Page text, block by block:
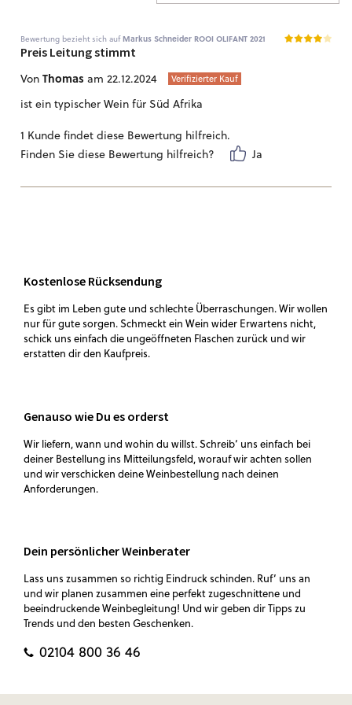
Bewertung bezieht sich aufMarkus Schneider ROOI OLIFANT 2021
Preis Leitung stimmt
Von Thomas am 22.12.2024 Verifizierter Kauf
ist ein typischer Wein für Süd Afrika
1 Kunde findet diese Bewertung hilfreich.
Finden Sie diese Bewertung hilfreich?
Ja
Kostenlose Rücksendung
Es gibt im Leben gute und schlechte Überraschungen. Wir wollen
nur für gute sorgen. Schmeckt ein Wein wider Erwartens nicht,
schick uns einfach die ungeöffneten Flaschen zurück und wir
erstatten dir den Kaufpreis.
Genauso wie Du es orderst
Wir liefern, wann und wohin du willst. Schreib‘ uns einfach bei
deiner Bestellung ins Mitteilungsfeld, worauf wir achten sollen
und wir verschicken deine Weinbestellung nach deinen
Anforderungen.
Dein persönlicher Weinberater
Lass uns zusammen so richtig Eindruck schinden. Ruf‘ uns an
und wir planen zusammen eine perfekt zugeschnittene und
beeindruckende Weinbegleitung! Und wir geben dir Tipps zu
Trends und den besten Geschenken.
02104 800 36 46